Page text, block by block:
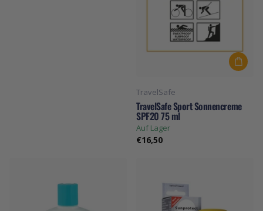
TravelSafe
TravelSafe Sport Sonnencreme
SPF20 75 ml
Auf Lager
€16,50